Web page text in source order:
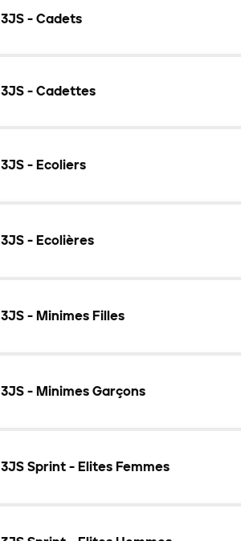
3JS - Cadets
3JS - Cadettes
3JS - Ecoliers
3JS - Ecolières
3JS - Minimes Filles
3JS - Minimes Garçons
3JS Sprint - Elites Femmes